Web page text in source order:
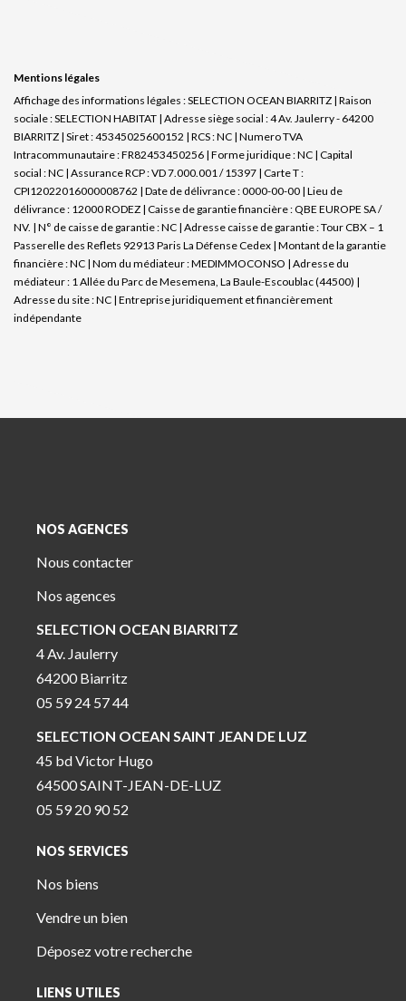
Mentions légales
Affichage des informations légales : SELECTION OCEAN BIARRITZ | Raison
sociale : SELECTION HABITAT | Adresse siège social : 4 Av. Jaulerry - 64200
BIARRITZ | Siret : 45345025600152 | RCS : NC | Numero TVA
Intracommunautaire : FR82453450256 | Forme juridique : NC | Capital
social : NC | Assurance RCP : VD 7.000.001 / 15397 | Carte T :
CPI12022016000008762 | Date de délivrance : 0000-00-00 | Lieu de
délivrance : 12000 RODEZ | Caisse de garantie financière : QBE EUROPE SA /
NV. | N° de caisse de garantie : NC | Adresse caisse de garantie : Tour CBX – 1
Passerelle des Reflets 92913 Paris La Défense Cedex | Montant de la garantie
financière : NC | Nom du médiateur : MEDIMMOCONSO | Adresse du
médiateur : 1 Allée du Parc de Mesemena, La Baule-Escoublac (44500) |
Adresse du site : NC | Entreprise juridiquement et financièrement
indépendante
NOS AGENCES
Nous contacter
Nos agences
SELECTION OCEAN BIARRITZ
4 Av. Jaulerry
64200 Biarritz
05 59 24 57 44
SELECTION OCEAN SAINT JEAN DE LUZ
45 bd Victor Hugo
64500 SAINT-JEAN-DE-LUZ
05 59 20 90 52
NOS SERVICES
Nos biens
Vendre un bien
Déposez votre recherche
LIENS UTILES